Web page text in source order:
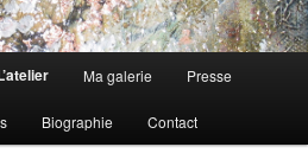
Ma galerie Presse
Biographie Contact